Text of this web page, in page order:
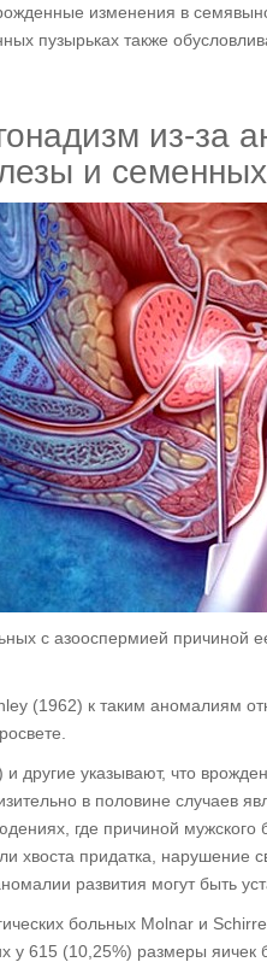
изменения в
пузырьках также
из-за
и
с азооспермией причиной
(1962) к таким аномалиям
другие указывают, что
в половине случаев
где причиной мужского
хвоста придатка,
развития могут быть
больных Molnar и
у 615 (10,25%) размеры